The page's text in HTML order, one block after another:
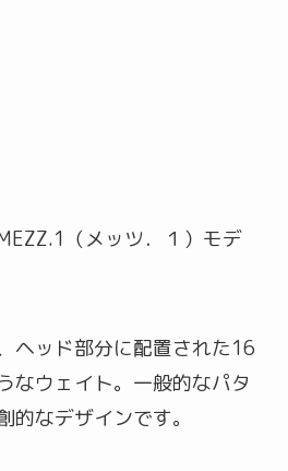
（メッツ．１）モデ
ヘッド部分に配置された16
なウェイト。一般的なパタ
的なデザインです。